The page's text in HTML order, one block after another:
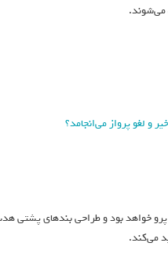
می‌شوند.
و لغو پرواز می‌انجامد؟
خواهد بود و طراحی بندهای
می‌کند.